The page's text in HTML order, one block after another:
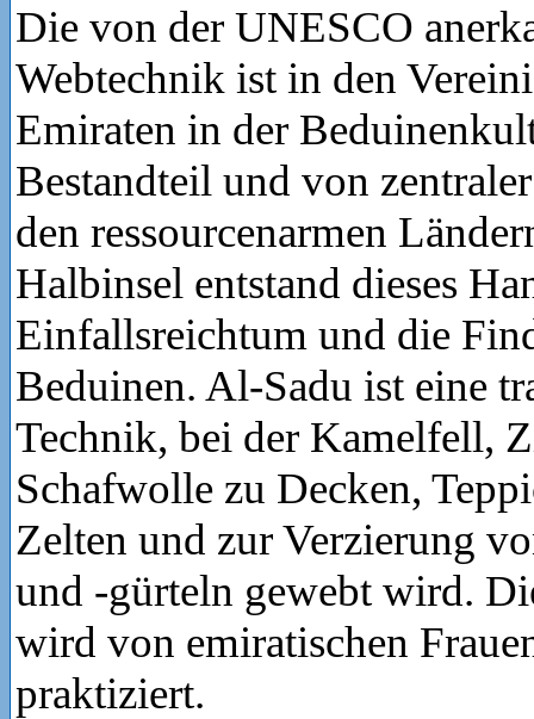
Die von der UNESCO
Webtechnik ist in den
Emiraten in der
Bestandteil und von
den ressourcenarmen
Halbinsel entstand dieses
Einfallsreichtum und die
Beduinen. Al-Sadu ist eine
Technik, bei der Kamelfell,
Schafwolle zu Decken,
Zelten und zur Verzierung
und -gürteln gewebt wird.
wird von emiratischen
praktiziert.